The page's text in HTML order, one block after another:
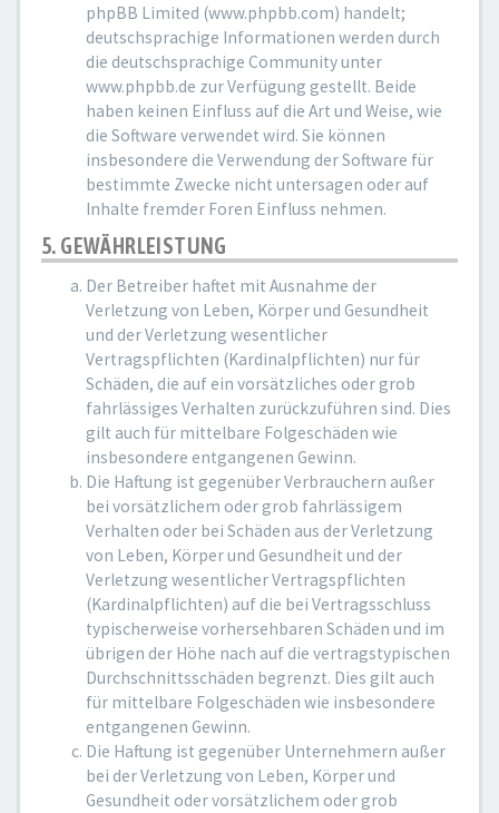
phpBB Limited (www.phpbb.com) handelt;
deutschsprachige Informationen werden durch
die deutschsprachige Community unter
www.phpbb.de zur Verfügung gestellt. Beide
haben keinen Einfluss auf die Art und Weise, wie
die Software verwendet wird. Sie können
insbesondere die Verwendung der Software für
bestimmte Zwecke nicht untersagen oder auf
Inhalte fremder Foren Einfluss nehmen.
5. GEWÄHRLEISTUNG
Der Betreiber haftet mit Ausnahme der
Verletzung von Leben, Körper und Gesundheit
und der Verletzung wesentlicher
Vertragspflichten (Kardinalpflichten) nur für
Schäden, die auf ein vorsätzliches oder grob
fahrlässiges Verhalten zurückzuführen sind. Dies
gilt auch für mittelbare Folgeschäden wie
insbesondere entgangenen Gewinn.
Die Haftung ist gegenüber Verbrauchern außer
bei vorsätzlichem oder grob fahrlässigem
Verhalten oder bei Schäden aus der Verletzung
von Leben, Körper und Gesundheit und der
Verletzung wesentlicher Vertragspflichten
(Kardinalpflichten) auf die bei Vertragsschluss
typischerweise vorhersehbaren Schäden und im
übrigen der Höhe nach auf die vertragstypischen
Durchschnittsschäden begrenzt. Dies gilt auch
für mittelbare Folgeschäden wie insbesondere
entgangenen Gewinn.
Die Haftung ist gegenüber Unternehmern außer
bei der Verletzung von Leben, Körper und
Gesundheit oder vorsätzlichem oder grob